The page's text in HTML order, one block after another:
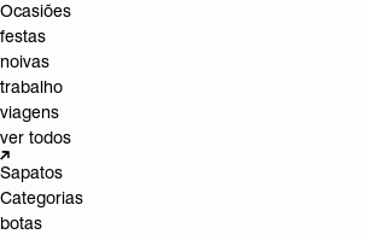
Ocasiões
festas
noivas
trabalho
viagens
ver todos
Sapatos
Categorias
botas